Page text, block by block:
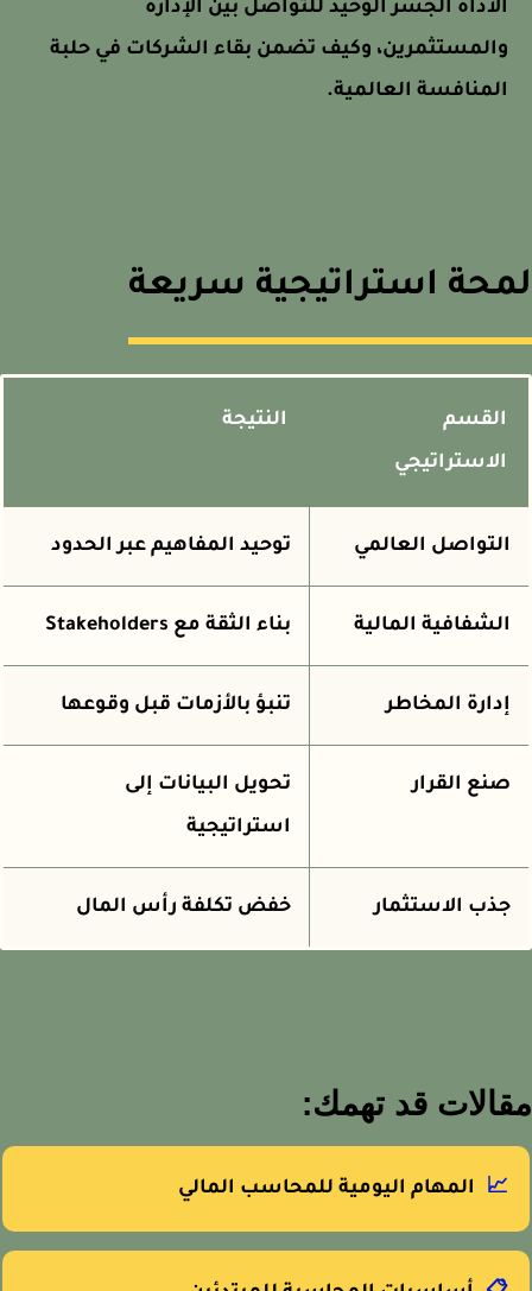
الأداة الجسر الوحيد للتواصل بين الإدارة
والمستثمرين، وكيف تضمن بقاء الشركات في حلبة
المنافسة العالمية.
استراتيجية سريعة
القسم
الاستراتيجي
النتيجة
التواصل العالمي توحيد المفاهيم عبر الحدود
الشفافية المالية بناء الثقة مع Stakeholders
إدارة المخاطر تنبؤ بالأزمات قبل وقوعها
صنع القرار
تحويل البيانات إلى
استراتيجية
جذب الاستثمار خفض تكلفة رأس المال
قد تهمك:
المهام اليومية للمحاسب المالي